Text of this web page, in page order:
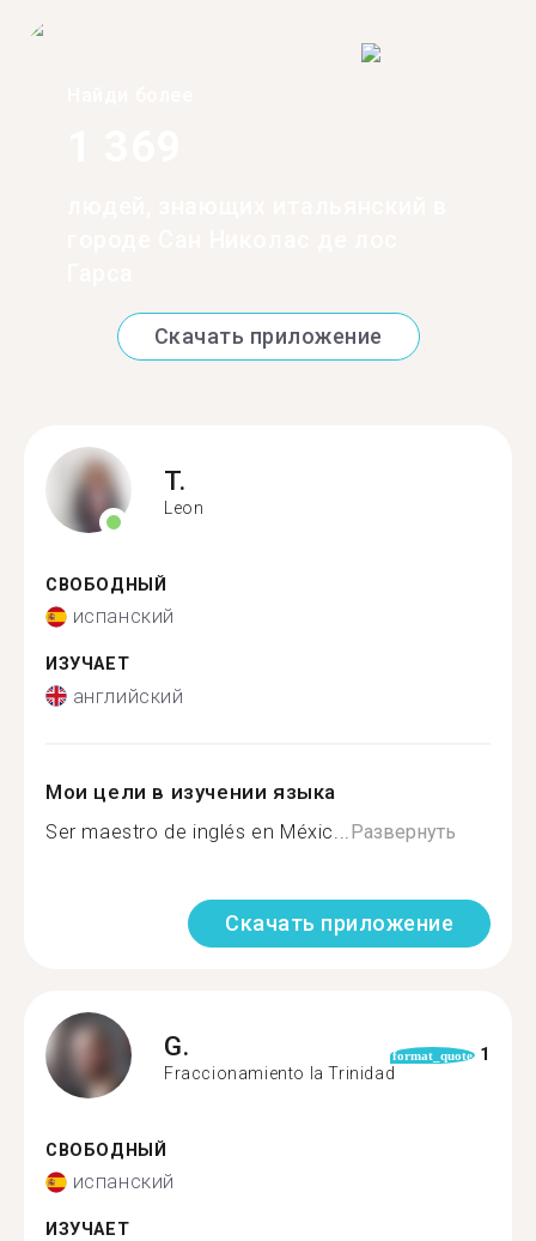
Скачать приложение
T.
Leon
СВОБОДНЫЙ
испанский
ИЗУЧАЕТ
английский
Мои цели в изучении языка
Ser maestro de inglés en Méxic... Развернуть
Скачать приложение
G.
Fraccionamiento la Trinidad
format_quote 1
СВОБОДНЫЙ
испанский
ИЗУЧАЕТ